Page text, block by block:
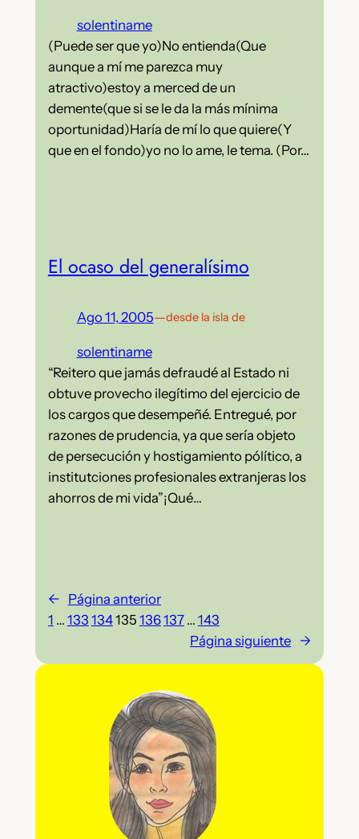
solentiname
(Puede ser que yo)No entienda(Que
aunque a mí me parezca muy
atractivo)estoy a merced de un
demente(que si se le da la más mínima
oportunidad)Haría de mí lo que quiere(Y
que en el fondo)yo no lo ame, le tema. (Por…
El ocaso del generalísimo
Ago 11, 2005—desde la isla de
solentiname
“Reitero que jamás defraudé al Estado ni
obtuve provecho ilegítimo del ejercicio de
los cargos que desempeñé. Entregué, por
razones de prudencia, ya que sería objeto
de persecución y hostigamiento pólítico, a
institutciones profesionales extranjeras los
ahorros de mi vida”¡Qué…
←
Página anterior
1 … 133 134135 136137 … 143
Página siguiente →